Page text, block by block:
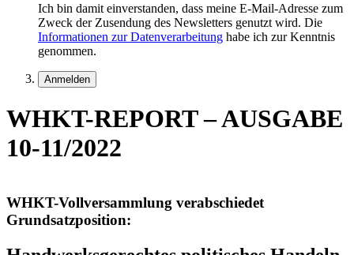
Ich bin damit einverstanden, dass meine E-Mail-Adresse zum
Zweck der Zusendung des Newsletters genutzt wird. Die
Informationen zur Datenverarbeitung habe ich zur Kenntnis
genommen.
WHKT-REPORT – AUSGABE
10-11/2022
WHKT-Vollversammlung verabschiedet
Grundsatzposition: